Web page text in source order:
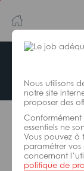
Nous utilisons
notre site
proposer des
Conformément
essentiels ne
Vous pouvez à
paramétrer vos
concernant
politique de
au
contenu
principal
navigation
Offre
L’offre
De